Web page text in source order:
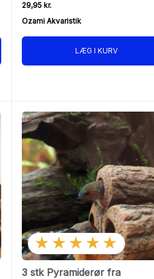
29,95 kr.
Ozami Akvaristik
LÆG I KURV
★★★★★
3 stk Pyramiderør fra